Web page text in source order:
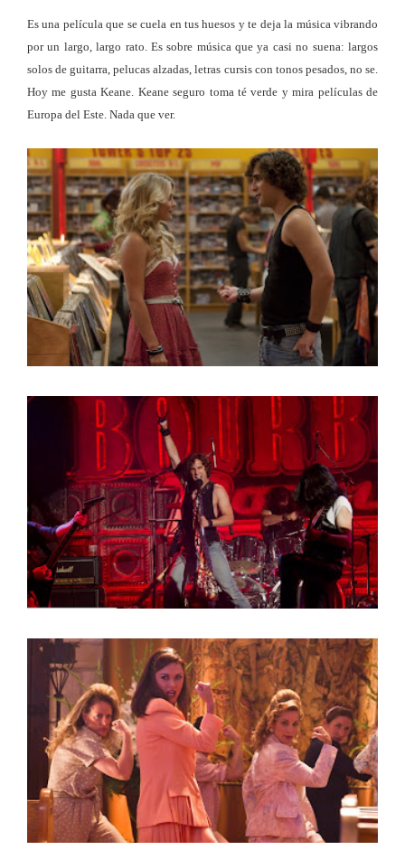
Es una película que se cuela en tus huesos y te deja la música vibrando
por un largo, largo rato. Es sobre música que ya casi no suena: largos
solos de guitarra, pelucas alzadas, letras cursis con tonos pesados, no se.
Hoy me gusta Keane. Keane seguro toma té verde y mira películas de
Europa del Este. Nada que ver.